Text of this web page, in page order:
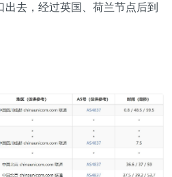
去，经过英国、荷兰节点后到